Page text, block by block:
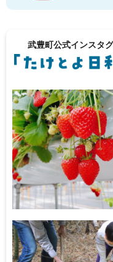
たけとよこども広報を
2026年7月1日
vol.2「あなたがシェ
いじめ相談窓口
2026年7月1日
もうひと踊りしません
2026年7月1日
防犯カメラ設置費補助
2026年7月1日
【子育て支援課】会計
武豊町公式インスタ